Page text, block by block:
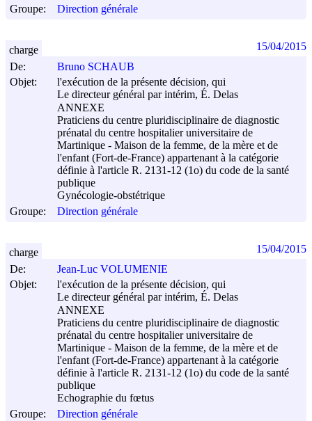
Groupe:
Direction générale
De:
Bruno SCHAUB
Objet:
l'exécution de la présente décision, qui
Le directeur général par intérim, É. Delas
ANNEXE
Praticiens du centre pluridisciplinaire de diagnostic
prénatal du centre hospitalier universitaire de
Martinique - Maison de la femme, de la mère et de
l'enfant (Fort-de-France) appartenant à la catégorie
définie à l'article R. 2131-12 (1o) du code de la santé
publique
Gynécologie-obstétrique
Groupe:
Direction générale
charge 15/04/2015
De:
Jean-Luc VOLUMENIE
Objet:
l'exécution de la présente décision, qui
Le directeur général par intérim, É. Delas
ANNEXE
Praticiens du centre pluridisciplinaire de diagnostic
prénatal du centre hospitalier universitaire de
Martinique - Maison de la femme, de la mère et de
l'enfant (Fort-de-France) appartenant à la catégorie
définie à l'article R. 2131-12 (1o) du code de la santé
publique
Echographie du fœtus
Groupe:
Direction générale
charge 15/04/2015